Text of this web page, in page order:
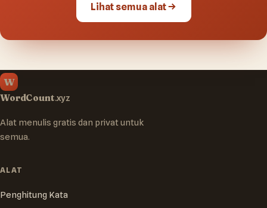
Lihat semua alat
W
WordCount.xyz
Alat menulis gratis dan privat untuk
semua.
ALAT
Penghitung Kata